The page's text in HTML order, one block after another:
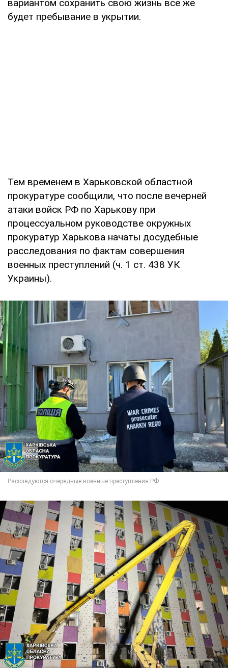
вариантом сохранить свою жизнь все же
будет пребывание в укрытии.
Тем временем в Харьковской областной
прокуратуре сообщили, что после вечерней
атаки войск РФ по Харькову при
процессуальном руководстве окружных
прокуратур Харькова начаты досудебные
расследования по фактам совершения
военных преступлений (ч. 1 ст. 438 УК
Украины).